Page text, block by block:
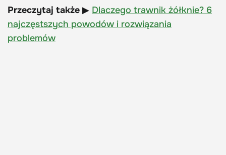
Przeczytaj także ▶ Dlaczego trawnik żółknie? 6
najczęstszych powodów i rozwiązania
problemów